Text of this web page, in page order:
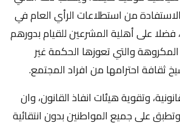
من استطلاعات الرأي العام في
على أهلية المشرعين للقيام بدورهم
المكروهة والتي تعوزها الحكمة غير
ثقافة احترامها من افراد المجتمع.
وتقوية هيئات انفاذ القانون، وان
على جميع المواطنين بدون انتقائية